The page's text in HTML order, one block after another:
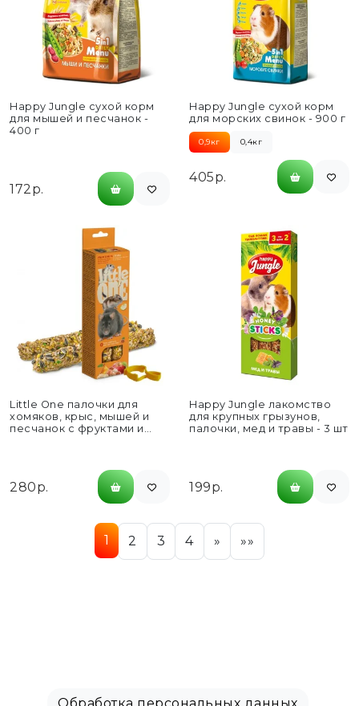
Happy Jungle сухой корм
для мышей и песчанок -
400 г
172р.
Happy Jungle сухой корм
для морских свинок - 900 г
0,9кг 0,4кг
405р.
Little One палочки для
хомяков, крыс, мышей и
песчанок с фруктами и
280р.
Happy Jungle лакомство
для крупных грызунов,
палочки, мед и травы - 3 шт
199р.
1 2 3 4 » »»